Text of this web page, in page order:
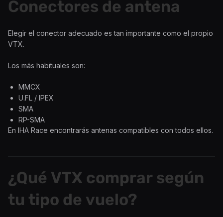
Conectores de antena
Elegir el conector adecuado es tan importante como el propio
VTX.
Los más habituales son:
MMCX
U.FL / IPEX
SMA
RP-SMA
En IHA Race encontrarás antenas compatibles con todos ellos.
¿Qué VTX comprar según
tu tipo de vuelo?